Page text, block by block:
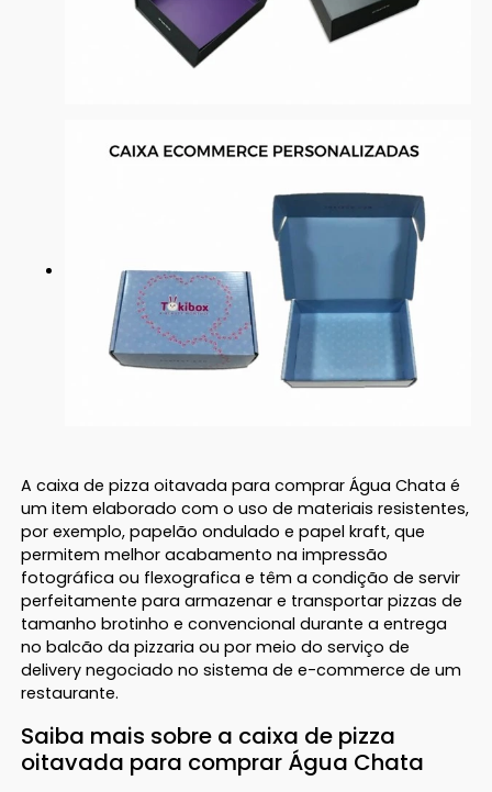
A caixa de pizza oitavada para comprar Água Chata é
um item elaborado com o uso de materiais resistentes,
por exemplo, papelão ondulado e papel kraft, que
permitem melhor acabamento na impressão
fotográfica ou flexografica e têm a condição de servir
perfeitamente para armazenar e transportar pizzas de
tamanho brotinho e convencional durante a entrega
no balcão da pizzaria ou por meio do serviço de
delivery negociado no sistema de e-commerce de um
restaurante.
Saiba mais sobre a caixa de pizza
oitavada para comprar Água Chata